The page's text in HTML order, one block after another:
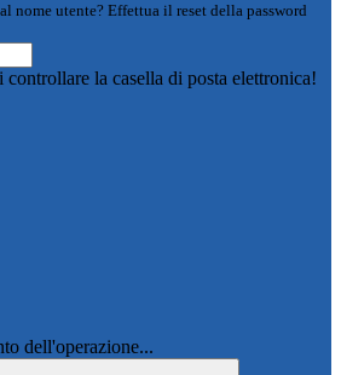
nome utente? Effettua il reset della password
la casella di posta elettronica!
dell'operazione...